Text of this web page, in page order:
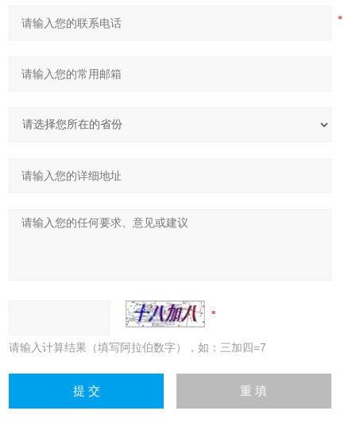
请输入计算结果（填写阿拉伯数字），如：三加四=7